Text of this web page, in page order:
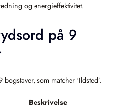
og energieffektivitet.
på 9
som matcher ‘Ildsted’.
Beskrivelse